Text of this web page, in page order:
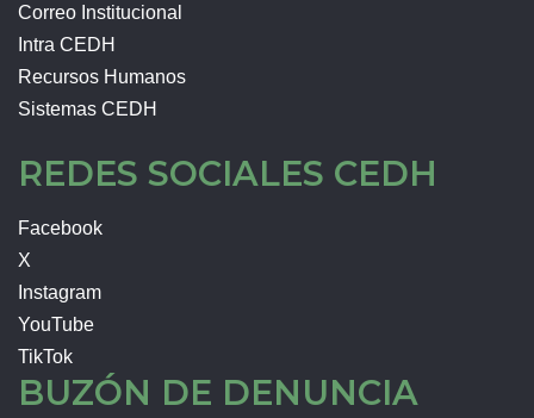
Correo Institucional
Intra CEDH
Recursos Humanos
Sistemas CEDH
REDES SOCIALES CEDH
Facebook
X
Instagram
YouTube
TikTok
BUZÓN DE DENUNCIA